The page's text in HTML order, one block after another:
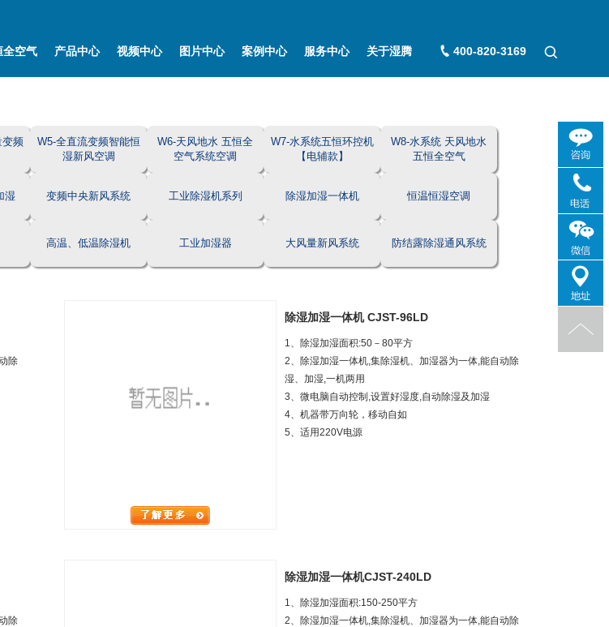
全空气 产品中心 视频中心 图片中心 案例中心 服务中心 关于湿腾 400-820-3169
变频
W5-全直流变频智能恒
湿新风空调
W6-天风地水 五恒全
空气系统空调
W7-水系统五恒环控机
【电辅款】
W8-水系统 天风地水
五恒全空气
湿 变频中央新风系统 工业除湿机系列 除湿加湿一体机 恒温恒湿空调
高温、低温除湿机 工业加湿器 大风量新风系统 防结露除湿通风系统
除
除湿加湿一体机 CJST-96LD
1、除湿加湿面积:50－80平方
2、除湿加湿一体机,集除湿机、加湿器为一体,能自动除
湿、加湿,一机两用
3、微电脑自动控制,设置好湿度,自动除湿及加湿
4、机器带万向轮，移动自如
5、适用220V电源
除
除湿加湿一体机CJST-240LD
1、除湿加湿面积:150-250平方
2、除湿加湿一体机,集除湿机、加湿器为一体,能自动除